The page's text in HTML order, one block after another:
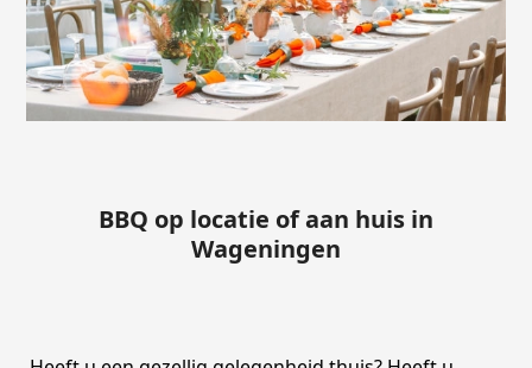
BBQ op locatie of aan huis in
Wageningen